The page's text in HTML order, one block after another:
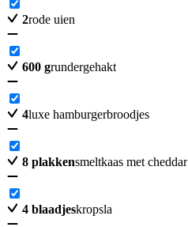
2rode uien
600 grundergehakt
4luxe hamburgerbroodjes
8 plakkensmeltkaas met cheddar
4 blaadjeskropsla